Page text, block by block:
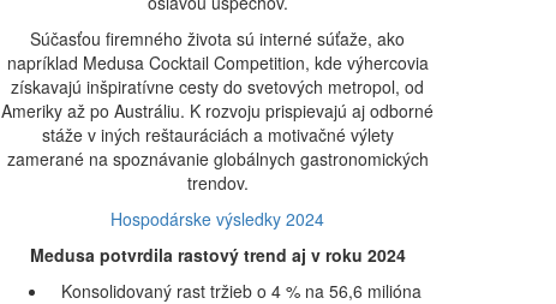
Súčasťou firemného života sú interné súťaže, ako
napríklad Medusa Cocktail Competition, kde výhercovia
získavajú inšpiratívne cesty do svetových metropol, od
Ameriky až po Austráliu. K rozvoju prispievajú aj odborné
stáže v iných reštauráciách a motivačné výlety
zamerané na spoznávanie globálnych gastronomických
trendov.
Hospodárske výsledky 2024
Medusa potvrdila rastový trend aj v roku 2024
Konsolidovaný rast tržieb o 4 % na 56,6 milióna